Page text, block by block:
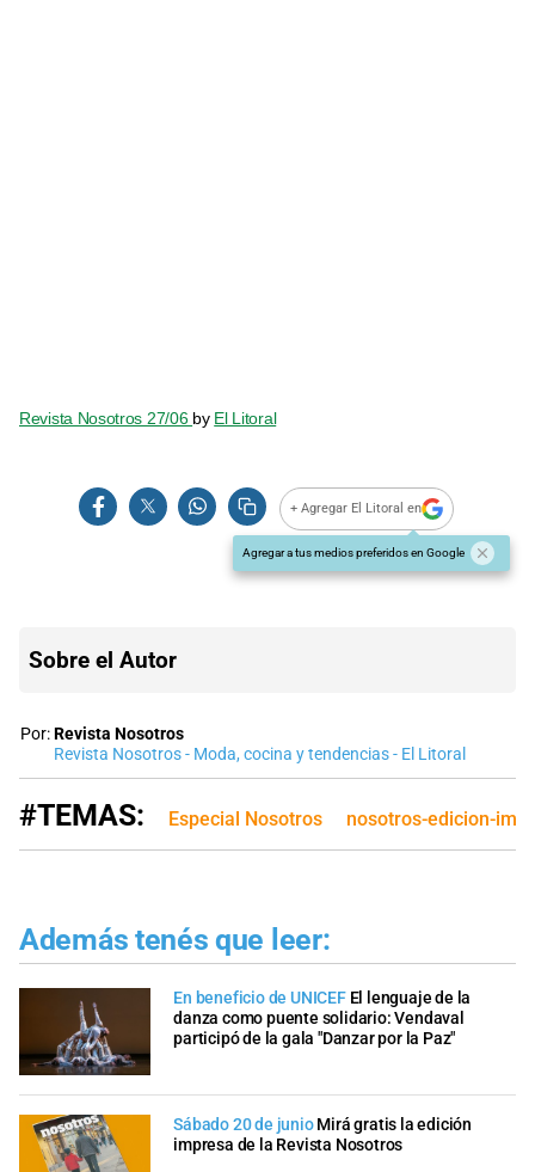
Revista Nosotros 27/06 by El Litoral
+ Agregar El Litoral en
Agregar a tus medios preferidos en Google
Sobre el Autor
Por:Revista Nosotros
Revista Nosotros - Moda, cocina y tendencias - El Litoral
#TEMAS: Especial Nosotros nosotros-edicion-
Además tenés que leer:
En beneficio de UNICEF El lenguaje de la
danza como puente solidario: Vendaval
participó de la gala "Danzar por la Paz"
Sábado 20 de junio Mirá gratis la edición
impresa de la Revista Nosotros